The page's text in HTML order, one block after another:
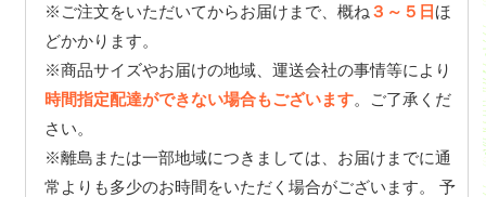
※ご注文をいただいてからお届けまで、概ね ３～５日ほ
どかかります。
※商品サイズやお届けの地域、運送会社の事情等により
時間指定配達ができない場合もございます。ご了承くだ
さい。
※離島または一部地域につきましては、お届けまでに通
常よりも多少のお時間をいただく場合がございます。 予